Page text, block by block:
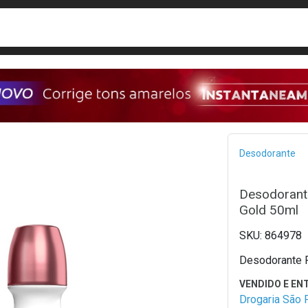
Desodorante
Gold 50ml
864978
Desodorante
Drogaria São